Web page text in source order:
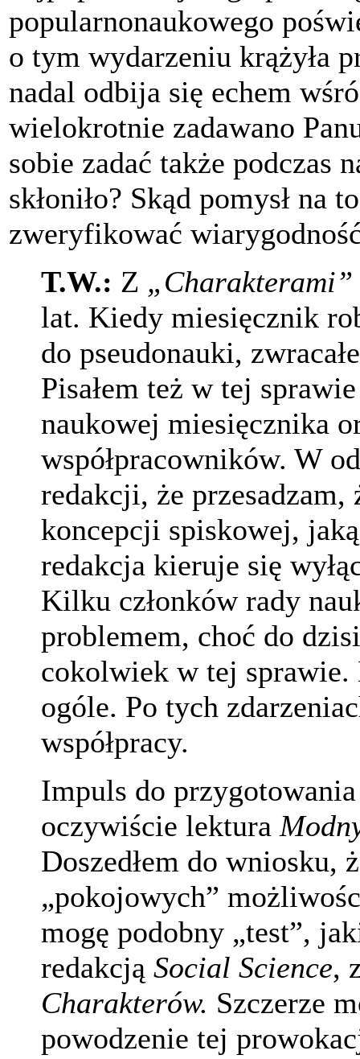
popularnonaukowego
o tym wydarzeniu krążyła
nadal odbija się echem
wielokrotnie zadawano
sobie zadać także podczas
skłoniło? Skąd pomysł na
zweryfikować
T.W.: Z „Charakterami”
lat. Kiedy miesięcznik
do pseudonauki,
Pisałem też w tej
naukowej miesięcznika
współpracowników. W
redakcji, że
koncepcji spiskowej,
redakcja kieruje się
Kilku członków rady
problemem, choć do
cokolwiek w tej sprawie.
ogóle. Po tych
współpracy.
Impuls do
oczywiście lektura
Doszedłem do wniosku,
„pokojowych”
mogę podobny „test”,
redakcją Social Science,
Charakterów. Szczerze
powodzenie tej